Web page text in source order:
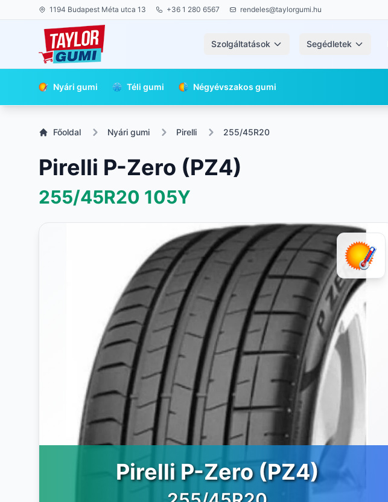
1194 Budapest Méta utca 13 +36 1 280 6567 rendeles@taylorgumi.hu
Szolgáltatások Segédletek
Nyári gumi Téli gumi Négyévszakos gumi
Főoldal Nyári gumi Pirelli 255/45R20
Pirelli P-Zero (PZ4)
255/45R20 105Y
Pirelli P-Zero (PZ4)